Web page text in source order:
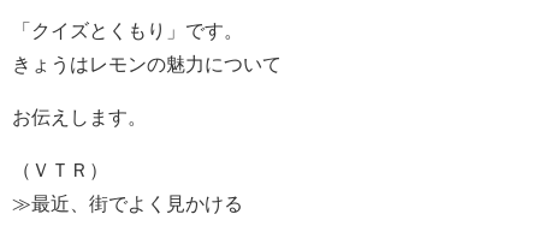
「クイズとくもり」です。
きょうはレモンの魅力について
お伝えします。
（ＶＴＲ）
≫最近、街でよく見かける